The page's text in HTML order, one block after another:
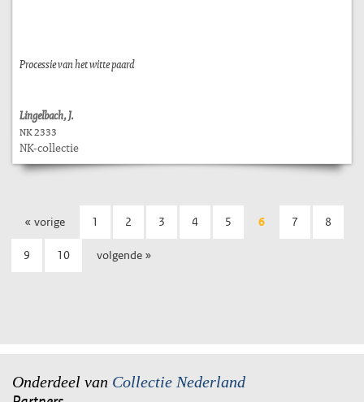
Processie van het witte paard
Lingelbach, J.
NK 2333
NK-collectie
« vorige 1 2 3 4 5 6 7 8
9 10 volgende »
Onderdeel van Collectie Nederland